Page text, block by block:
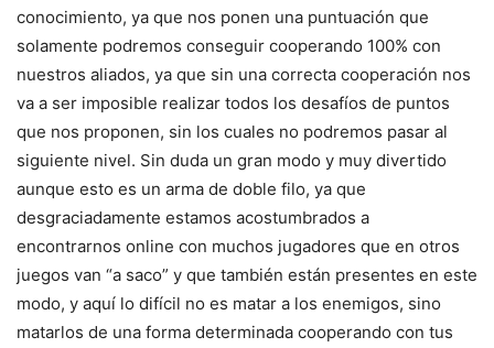
conocimiento, ya que nos ponen una puntuación que
solamente podremos conseguir cooperando 100% con
nuestros aliados, ya que sin una correcta cooperación nos
va a ser imposible realizar todos los desafíos de puntos
que nos proponen, sin los cuales no podremos pasar al
siguiente nivel. Sin duda un gran modo y muy divertido
aunque esto es un arma de doble filo, ya que
desgraciadamente estamos acostumbrados a
encontrarnos online con muchos jugadores que en otros
juegos van “a saco” y que también están presentes en este
modo, y aquí lo difícil no es matar a los enemigos, sino
matarlos de una forma determinada cooperando con tus